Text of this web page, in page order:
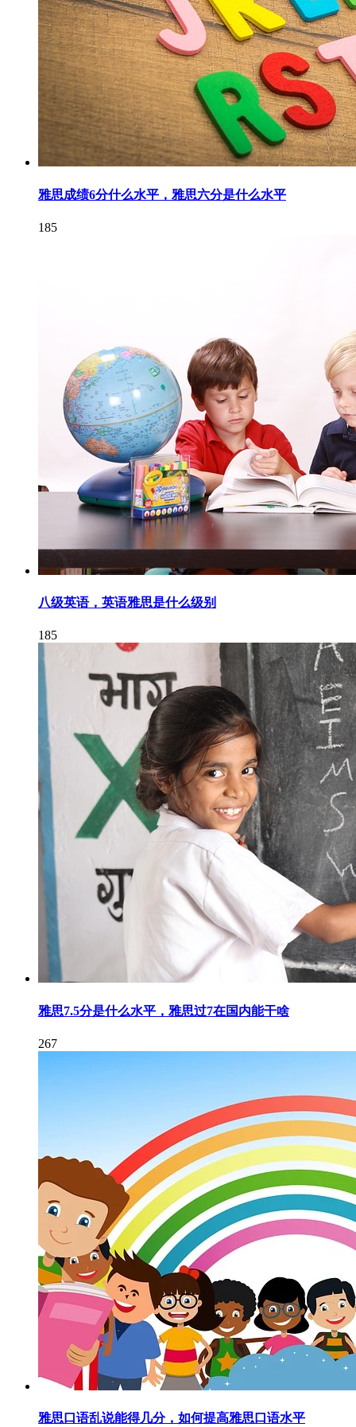
雅思成绩6分什么水平，雅思六分是什么水平
185
八级英语，英语雅思是什么级别
185
雅思7.5分是什么水平，雅思过7在国内能干啥
267
雅思口语乱说能得几分，如何提高雅思口语水平